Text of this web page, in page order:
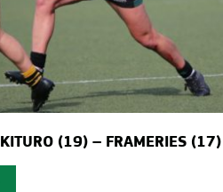
(19) – FRAMERIES